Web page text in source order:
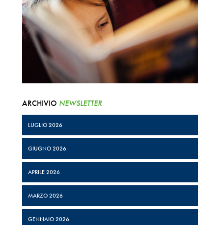
ARCHIVIO NEWSLETTER
LUGLIO 2026
GIUGNO 2026
APRILE 2026
MARZO 2026
GENNAIO 2026